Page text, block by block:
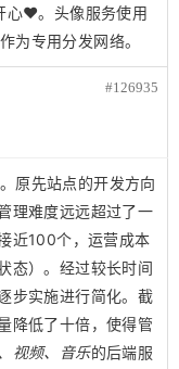
心❤️。头像服务使用
专用分发网络。
#126935
原先站点的开发方向
理难度远远超过了一
近100个，运营成本
态）。经过较长时间
步实施进行简化。截
降低了十倍，使得管
视频、音乐的后端服